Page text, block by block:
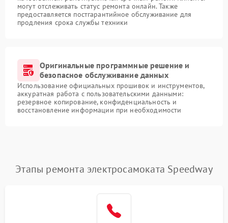
могут отслеживать статус ремонта онлайн. Также
предоставляется постгарантийное обслуживание для
продления срока службы техники
Оригинальные программные решение и
безопасное обслуживание данных
Использование официальных прошивок и инструментов,
аккуратная работа с пользовательскими данными:
резервное копирование, конфиденциальность и
восстановление информации при необходимости
Этапы ремонта электросамоката Speedway